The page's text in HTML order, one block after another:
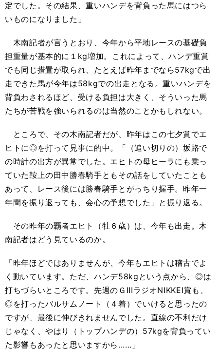
定でした。その結果、重いハンデを背負った馬にはつら
いものになりました」
木南記者が言うとおり、今年から平地レースの基礎負
担重量が基本的に１kg増加。これによって、ハンデ重賞
でも同じ措置が取られ、たとえば昨年までなら57kgで出
走できた馬が今年は58kgでの出走となる。重いハンデを
背負わされるほど、受ける負担は大きく、そういった馬
たちが苦戦を強いられるのは当然のことかもしれない。
ところで、その木南記者だが、昨年はこの七夕賞でエ
ヒトに◎を打って見事に的中。「（追い切りの）坂路で
の時計の出方が異常でした。エヒトの母ヒーラにも乗っ
ていた鞍上の田中勝春騎手ともその話をしていたことも
あって、レース後には勝春騎手とがっちり握手。昨年一
年間を振り返っても、会心の予想でした」と振り返る。
その昨年の覇者エヒト（牡６歳）は、今年も出走。木
南記者はどう見ているのか。
「昨年ほどではありませんが、今年もエヒトは稽古でよ
く動いています。ただ、ハンデ58kgという点から、◎は
打ちづらいところです。先週のＧIIIラジオNIKKEI賞も、
◎を打ったバルサムノート（４着）でいけると思ったの
ですが、最後に伸びきれませんでした。直線の不利だけ
じゃなく、やはり（トップハンデの）57kgを背負ってい
た影響もあったと思いますから......」